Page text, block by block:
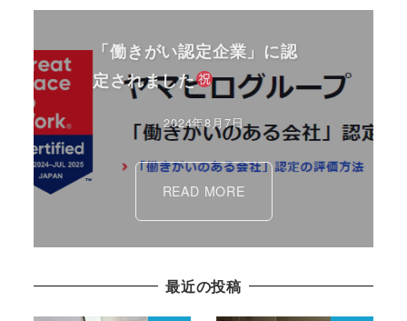
「働きがい認定企業」に認
定されました
2024年8月7日
READ MORE
最近の投稿